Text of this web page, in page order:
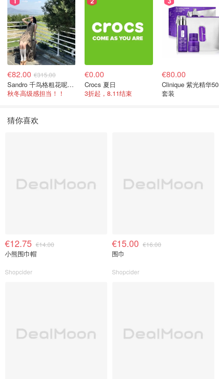
€82.00 €315.00
Sandro 千鸟格粗花呢连衣裙
秋冬高级感担当！！
€0.00
Crocs 夏日
3折起，8.11结束
€80.00
Clinique 紫光精华
套装
猜你喜欢
€12.75 €14.00
小熊围巾帽
Shopcider
€15.00 €16.00
围巾
Shopcider